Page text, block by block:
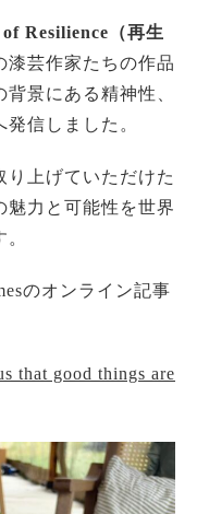
Resilience（再生
漆芸作家たちの作品
景にある精神性、
信しました。
り上げていただけた
魅力と可能性を世界
のオンライン記事
that good things are